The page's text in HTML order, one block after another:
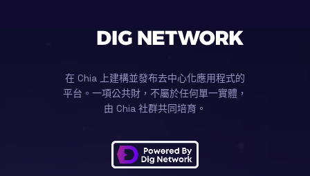
在 Chia 上建構並發布去中心化應用程式的
平台。一項公共財，不屬於任何單一實體，
由 Chia 社群共同培育。